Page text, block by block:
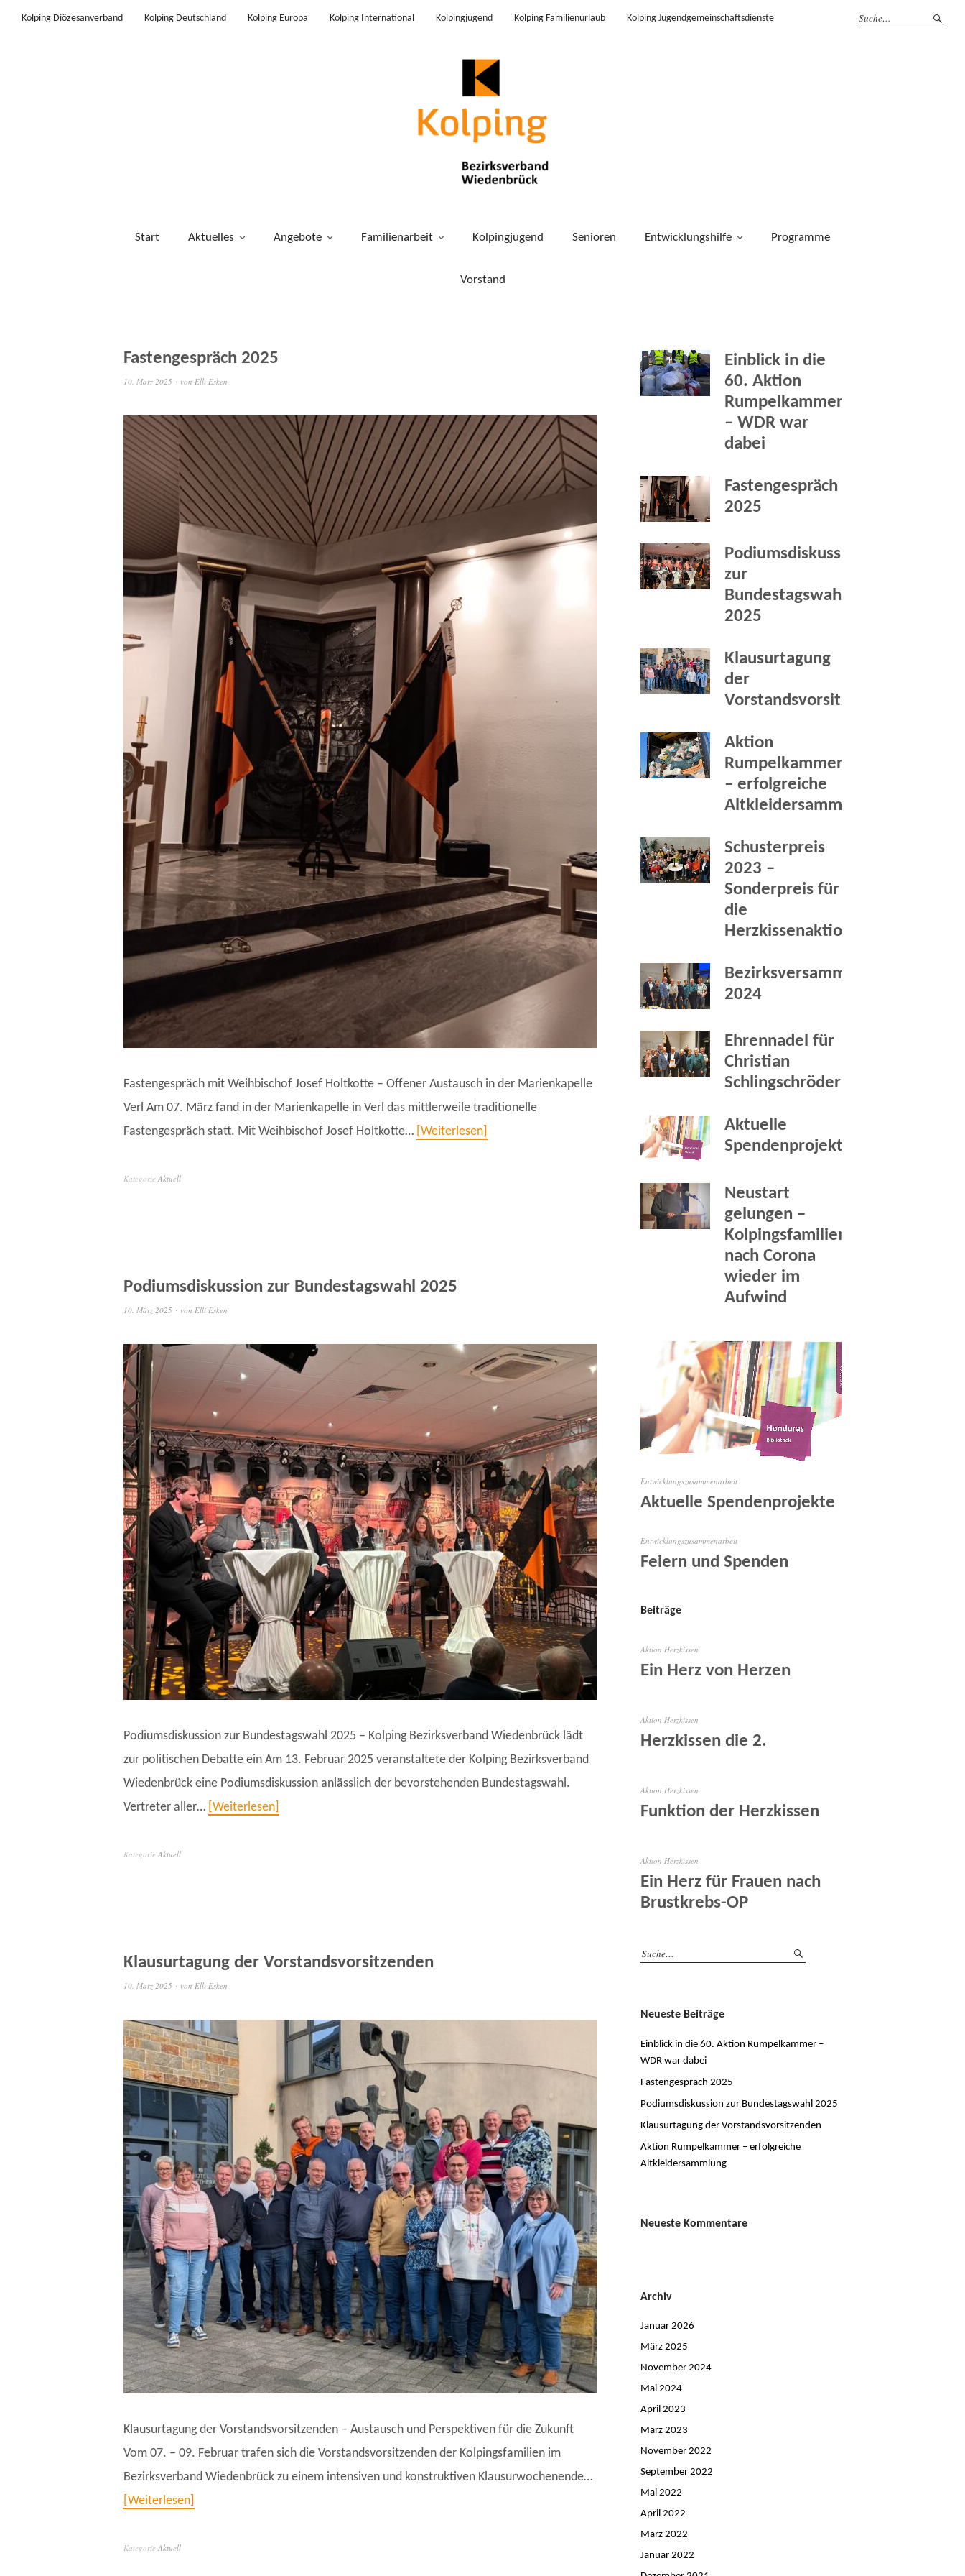
Kolping Diözesanverband Kolping Deutschland Kolping Europa Kolping International Kolpingjugend Kolping Familienurlaub Kolping Jugendgemeinschaftsdienste
Start Aktuelles Angebote Familienarbeit Kolpingjugend Senioren Entwicklungshilfe Programme
Vorstand
Fastengespräch 2025
10. März 2025 von Elli Esken
Fastengespräch mit Weihbischof Josef Holtkotte – Offener Austausch in der Marienkapelle
Verl Am 07. März fand in der Marienkapelle in Verl das mittlerweile traditionelle
Fastengespräch statt. Mit Weihbischof Josef Holtkotte… Weiterlesen
Kategorie Aktuell
Podiumsdiskussion zur Bundestagswahl 2025
10. März 2025 von Elli Esken
Podiumsdiskussion zur Bundestagswahl 2025 – Kolping Bezirksverband Wiedenbrück lädt
zur politischen Debatte ein Am 13. Februar 2025 veranstaltete der Kolping Bezirksverband
Wiedenbrück eine Podiumsdiskussion anlässlich der bevorstehenden Bundestagswahl.
Vertreter aller… Weiterlesen
Kategorie Aktuell
Klausurtagung der Vorstandsvorsitzenden
10. März 2025 von Elli Esken
Klausurtagung der Vorstandsvorsitzenden – Austausch und Perspektiven für die Zukunft
Vom 07. – 09. Februar trafen sich die Vorstandsvorsitzenden der Kolpingsfamilien im
Bezirksverband Wiedenbrück zu einem intensiven und konstruktiven Klausurwochenende…
Weiterlesen
Kategorie Aktuell
Einblick in die
60. Aktion
Rumpelkammer
– WDR war
dabei
Fastengespräch
2025
Podiumsdiskussion
zur
Bundestagswahl
2025
Klausurtagung
der
Vorstandsvorsitzenden
Aktion
Rumpelkammer
– erfolgreiche
Altkleidersammlung
Schusterpreis
2023 –
Sonderpreis für
die
Herzkissenaktion
Bezirksversammlung
2024
Ehrennadel für
Christian
Schlingschröder
Aktuelle
Spendenprojekte
Neustart
gelungen –
Kolpingsfamilien
nach Corona
wieder im
Aufwind
Entwicklungszusammenarbeit
Aktuelle Spendenprojekte
Entwicklungszusammenarbeit
Feiern und Spenden
Beiträge
Aktion Herzkissen
Ein Herz von Herzen
Aktion Herzkissen
Herzkissen die 2.
Aktion Herzkissen
Funktion der Herzkissen
Aktion Herzkissen
Ein Herz für Frauen nach
Brustkrebs-OP
Neueste Beiträge
Einblick in die 60. Aktion Rumpelkammer –
WDR war dabei
Fastengespräch 2025
Podiumsdiskussion zur Bundestagswahl 2025
Klausurtagung der Vorstandsvorsitzenden
Aktion Rumpelkammer – erfolgreiche
Altkleidersammlung
Neueste Kommentare
Archiv
Januar 2026
März 2025
November 2024
Mai 2024
April 2023
März 2023
November 2022
September 2022
Mai 2022
April 2022
März 2022
Januar 2022